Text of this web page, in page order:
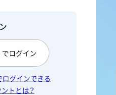
でログイン
グインできる
トとは？